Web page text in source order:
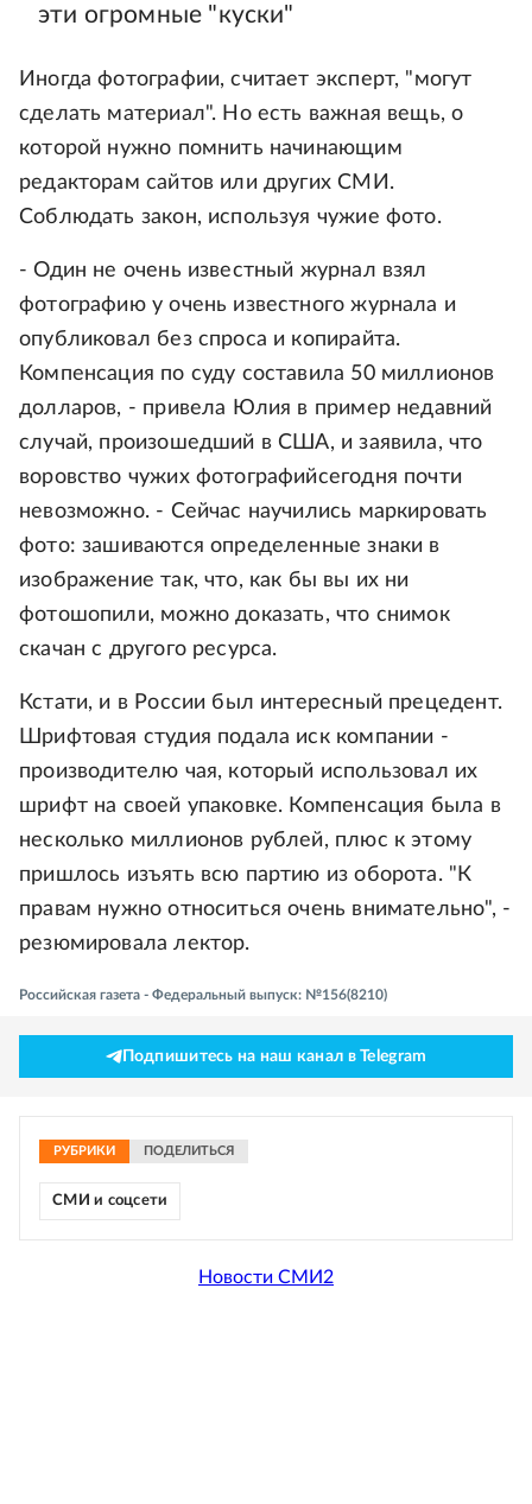
эти огромные "куски"
Иногда фотографии, считает эксперт, "могут
сделать материал". Но есть важная вещь, о
которой нужно помнить начинающим
редакторам сайтов или других СМИ.
Соблюдать закон, используя чужие фото.
- Один не очень известный журнал взял
фотографию у очень известного журнала и
опубликовал без спроса и копирайта.
Компенсация по суду составила 50 миллионов
долларов, - привела Юлия в пример недавний
случай, произошедший в США, и заявила, что
воровство чужих фотографийсегодня почти
невозможно. - Сейчас научились маркировать
фото: зашиваются определенные знаки в
изображение так, что, как бы вы их ни
фотошопили, можно доказать, что снимок
скачан с другого ресурса.
Кстати, и в России был интересный прецедент.
Шрифтовая студия подала иск компании -
производителю чая, который использовал их
шрифт на своей упаковке. Компенсация была в
несколько миллионов рублей, плюс к этому
пришлось изъять всю партию из оборота. "К
правам нужно относиться очень внимательно", -
резюмировала лектор.
Российская газета - Федеральный выпуск: №156(8210)
Подпишитесь на наш канал в Telegram
РУБРИКИ ПОДЕЛИТЬСЯ
СМИ и соцсети
Новости СМИ2